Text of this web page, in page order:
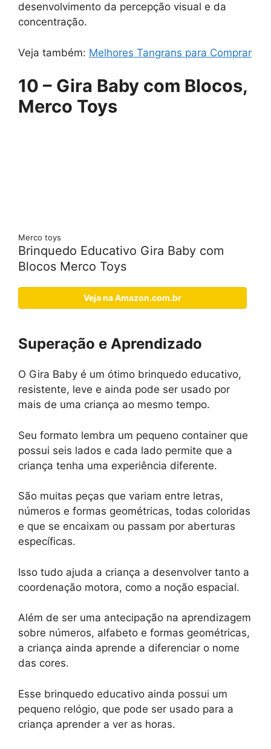
desenvolvimento da percepção visual e da
concentração.
Veja também: Melhores Tangrans para Comprar
10 – Gira Baby com Blocos,
Merco Toys
Merco toys
Brinquedo Educativo Gira Baby com
Blocos Merco Toys
Veja na Amazon.com.br
Superação e Aprendizado
O Gira Baby é um ótimo brinquedo educativo,
resistente, leve e ainda pode ser usado por
mais de uma criança ao mesmo tempo.
Seu formato lembra um pequeno container que
possui seis lados e cada lado permite que a
criança tenha uma experiência diferente.
São muitas peças que variam entre letras,
números e formas geométricas, todas coloridas
e que se encaixam ou passam por aberturas
específicas.
Isso tudo ajuda a criança a desenvolver tanto a
coordenação motora, como a noção espacial.
Além de ser uma antecipação na aprendizagem
sobre números, alfabeto e formas geométricas,
a criança ainda aprende a diferenciar o nome
das cores.
Esse brinquedo educativo ainda possui um
pequeno relógio, que pode ser usado para a
criança aprender a ver as horas.